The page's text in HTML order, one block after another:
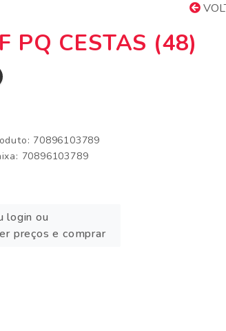
PQ CESTAS (48)
70896103789
70896103789
login ou
preços e comprar